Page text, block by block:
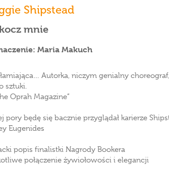
Shipstead
mnie
Maria Makuch
Autorka, niczym genialny
sztuki.
Oprah Magazine”
pory będę się bacznie przyglądał karierze
Eugenides
popis finalistki Nagrody Bookera
połączenie żywiołowości i elegancji